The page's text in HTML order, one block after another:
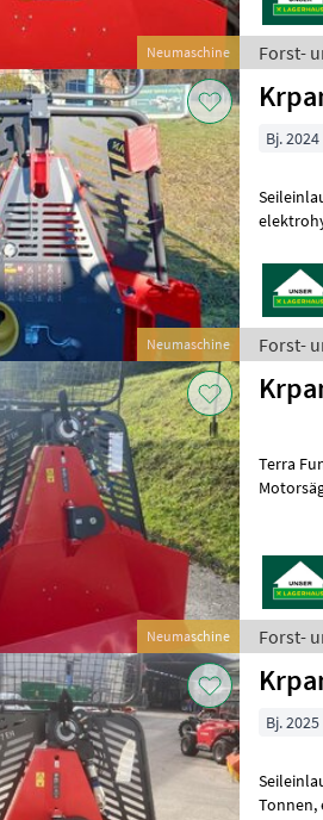
Neumaschine Forst-
Neumaschine
Bj. 2024
Forst-
Neumaschine
Terra
Motorsägenhalter,
Forst-
Bj. 2025
Tonnen,